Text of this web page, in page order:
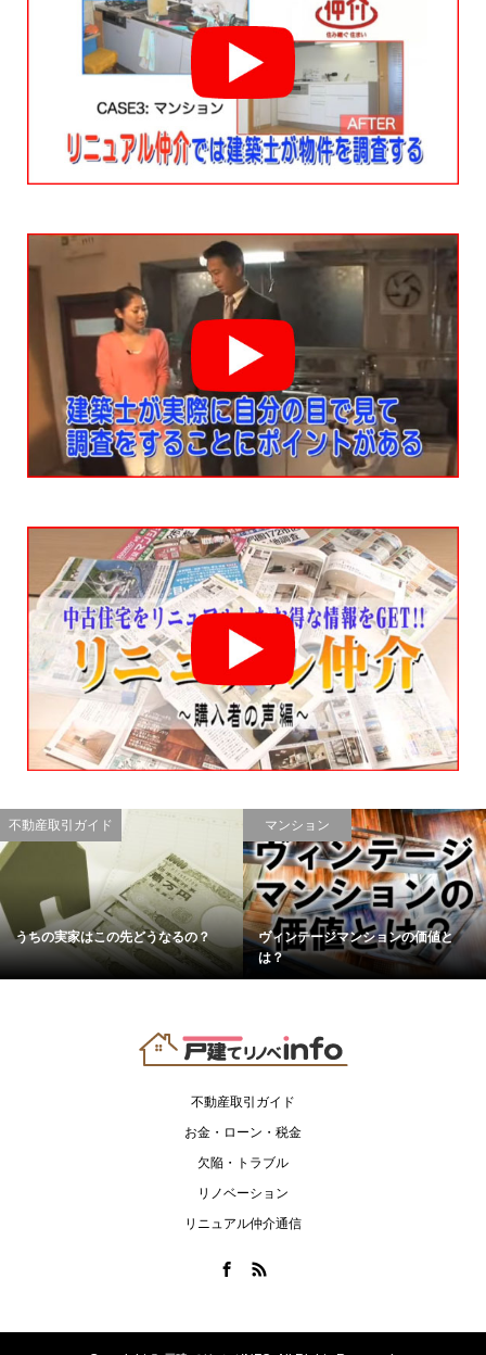
不動産取引ガイド
うちの実家はこの先どうなるの？
マンション
ヴィンテージマンションの価値と
は？
不動産取引ガイド
お金・ローン・税金
欠陥・トラブル
リノベーション
リニュアル仲介通信